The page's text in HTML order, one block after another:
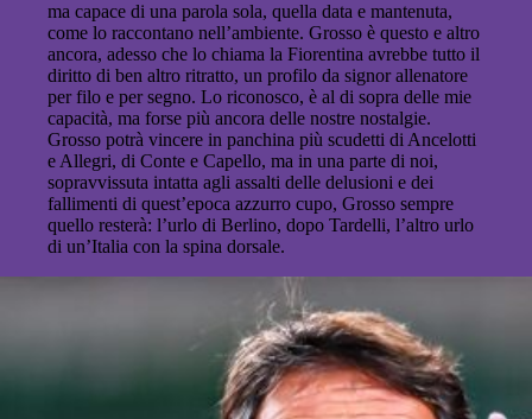
ma capace di una parola sola, quella data e mantenuta,
come lo raccontano nell’ambiente. Grosso è questo e altro
ancora, adesso che lo chiama la Fiorentina avrebbe tutto il
diritto di ben altro ritratto, un profilo da signor allenatore
per filo e per segno. Lo riconosco, è al di sopra delle mie
capacità, ma forse più ancora delle nostre nostalgie.
Grosso potrà vincere in panchina più scudetti di Ancelotti
e Allegri, di Conte e Capello, ma in una parte di noi,
sopravvissuta intatta agli assalti delle delusioni e dei
fallimenti di quest’epoca azzurro cupo, Grosso sempre
quello resterà: l’urlo di Berlino, dopo Tardelli, l’altro urlo
di un’Italia con la spina dorsale.